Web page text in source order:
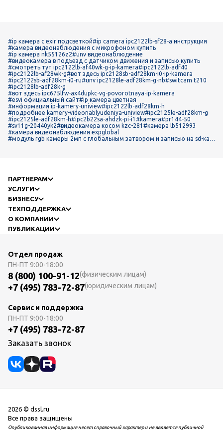
#ip камера с exir подсветкой#ip camera ipc2122lb-sf28-a инструкция
#камера видеонаблюдения с микрофоном купить
#ip камера nk55126z2#unv видеонаблюдение
#видеокамера в подъезд с датчиком движения и записью купить
#смотреть тут ipc2122lb-af40wk-g-ip-kamera#ipc2122lb-adf40
#ipc2122lb-af28wk-g#вот здесь ipc2128sb-adf28km-i0-ip-kamera
#ipc2122sb-adf28km-i0-ru#unv ipc2128le-adf28km-g-nb#switcam t210
#ipc2128lb-adf28k-g
#вот здесь ipc675lfw-ax4dupkc-vg-povorotnaya-ip-kamera
#esvi официальный сайт#ip камера цветная
#информация ip-kamery-uniview#ipc2122lb-adf28km-h
#подробнее kamery-videonablyudeniya-uniview#ipc2125le-adf28km-g
#ipc2125le-adf28km-h#ipc2b22sa-ahdzk-pi-i1 #kamera#pr144-50
#sv11g-20440yk2#видеокамера косом kzc-281 #камера lb512993
#камера видеонаблюдения expglobal
#модуль rgb камеры 2мп с глобальным затвором и записью на sd-кар
ПАРТНЕРАМ
УСЛУГИ
БИЗНЕСУ
ТЕХПОДДЕРЖКА
О КОМПАНИИ
ПУБЛИКАЦИИ
Отдел продаж
ПН-ПТ 9:00-18:00
8 (800) 100-91-12(физическим лицам)
+7 (495) 783-72-87(юридическим лицам)
Сервис и поддержка
ПН-ПТ 9:00-18:00
+7 (495) 783-72-87
Заказать звонок
2026 © dssl.ru
Все права защищены
Опубликованная информация несет справочный характер и не является публичной